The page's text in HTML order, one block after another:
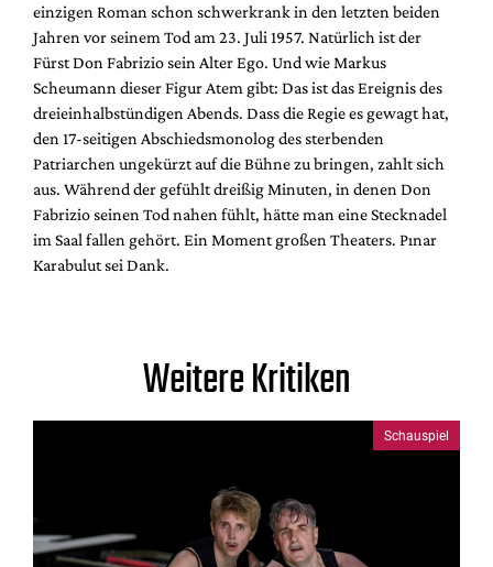
einzigen Roman schon schwerkrank in den letzten beiden
Jahren vor seinem Tod am 23. Juli 1957. Natürlich ist der
Fürst Don Fabrizio sein Alter Ego. Und wie Markus
Scheumann dieser Figur Atem gibt: Das ist das Ereignis des
dreieinhalbstündigen Abends. Dass die Regie es gewagt hat,
den 17-seitigen Abschiedsmonolog des sterbenden
Patriarchen ungekürzt auf die Bühne zu bringen, zahlt sich
aus. Während der gefühlt dreißig Minuten, in denen Don
Fabrizio seinen Tod nahen fühlt, hätte man eine Stecknadel
im Saal fallen gehört. Ein Moment großen Theaters. Pınar
Karabulut sei Dank.
Weitere Kritiken
Schauspiel